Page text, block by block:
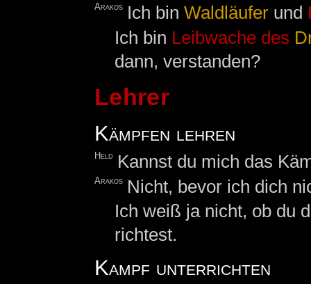
Arakos Ich binWaldläufer und
Ich bin Leibwache des
dann, verstanden?
Lehrer
Kämpfen lehren
Held Kannst du mich das
Arakos Nicht, bevor ich dich
Ich weiß ja nicht, ob du
richtest.
Kampf unterrichten